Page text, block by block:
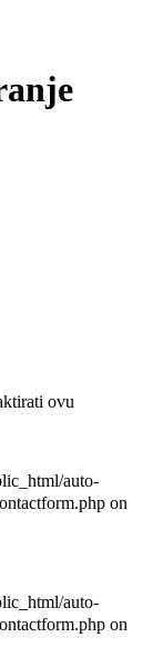
ovu
auto-
on
auto-
on